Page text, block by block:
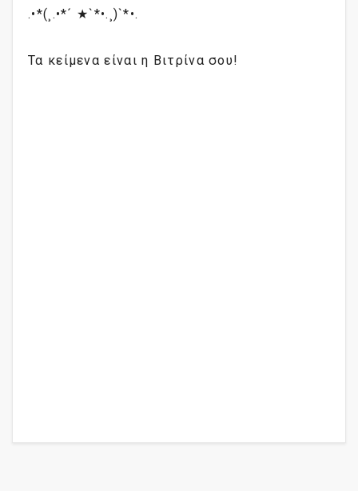
.•*(¸.•*´ ★`*•.¸)`*•.
Τα κείμενα είναι η Βιτρίνα σου!